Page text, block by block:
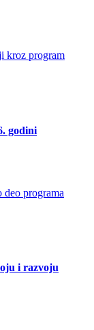
godini
i razvoju